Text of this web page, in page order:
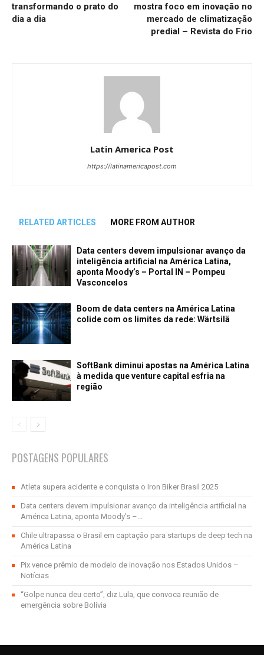
transformando o prato do
dia a dia
mostra foco em inovação no
mercado de climatização
predial – Revista do Frio
Latin America Post
https://latinamericapost.com
RELATED ARTICLES MORE FROM AUTHOR
Data centers devem impulsionar avanço da
inteligência artificial na América Latina,
aponta Moody’s – Portal IN – Pompeu
Vasconcelos
Boom de data centers na América Latina
colide com os limites da rede: Wärtsilä
SoftBank diminui apostas na América Latina
à medida que venture capital esfria na
região
POSTAGENS POPULARES
Atleta supera acidente e conquista o Iron Biker Brasil 2025
Data centers devem impulsionar avanço da inteligência artificial na
América Latina, aponta Moody’s –...
Chile ultrapassa o Brasil em captação para startups de deep tech na
América Latina
Pix vence prêmio de modelo de inovação nos Estados Unidos –
Notícias
“Golpe nunca deu certo”, diz Lula, que convoca reunião de
emergência sobre Bolívia